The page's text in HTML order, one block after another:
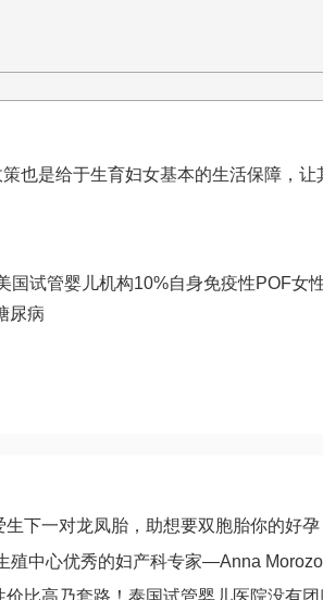
也是给于生育妇女基本的生活保障，让
国试管婴儿机构10%自身免疫性POF女
尿病
生下一对龙凤胎，助想要双胞胎你的好孕
殖中心优秀的妇产科专家—Anna
比高乃套路！泰国试管婴儿医院没有团购